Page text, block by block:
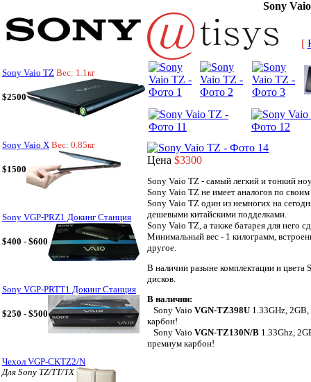
Sony
Sony Vaio TZ Вес: 1.1кг
$2500
Sony Vaio X Вес: 0.85кг
$1500
Sony VGP-PRZ1 Докинг Станция
$400 - $600
Sony VGP-PRTT1 Докинг Станция
$250 - $500
Чехол VGP-CKTZ2/N
Для Sony TZ/TT/TX
[
Цена $3300
Sony Vaio TZ - самый легкий и тонкий
Sony Vaio TZ не имеет аналогов по
Sony Vaio TZ один из немногих на
дешевыми китайскими подделками.
Sony Vaio TZ, а также батарея для него
Минимальный вес - 1 килограмм,
другое.
В наличии разыне комплектации и цвета
дисков.
В наличии:
Sony Vaio VGN-TZ398U 1.33GHz,
карбон!
Sony Vaio VGN-TZ130N/B 1.33Ghz,
премиум карбон!